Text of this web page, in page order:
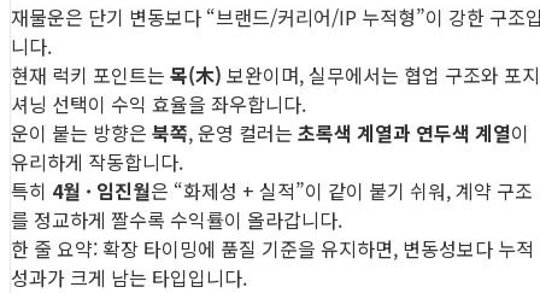
재물운은 단기 변동보다 “브랜드/커리어/IP 누적형”이 강한 구조
니다.
현재 럭키 포인트는 목(木) 보완이며, 실무에서는 협업 구조와 포지
셔닝 선택이 수익 효율을 좌우합니다.
운이 붙는 방향은 북쪽, 운영 컬러는 초록색 계열과 연두색 계열이
유리하게 작동합니다.
특히 4월 · 임진월은 “화제성 + 실적”이 같이 붙기 쉬워, 계약 구조
를 정교하게 짤수록 수익률이 올라갑니다.
한 줄 요약: 확장 타이밍에 품질 기준을 유지하면, 변동성보다 누적
성과가 크게 남는 타입입니다.